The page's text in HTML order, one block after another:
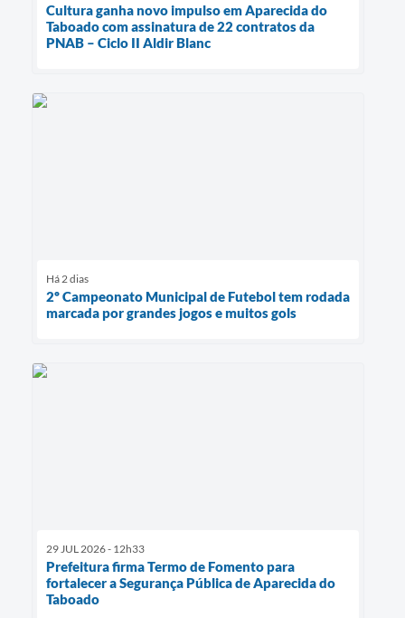
Cultura ganha novo impulso em Aparecida do
Taboado com assinatura de 22 contratos da
PNAB – Ciclo II Aldir Blanc
Há 2 dias
2º Campeonato Municipal de Futebol tem rodada
marcada por grandes jogos e muitos gols
29 JUL 2026 - 12h33
Prefeitura firma Termo de Fomento para
fortalecer a Segurança Pública de Aparecida do
Taboado